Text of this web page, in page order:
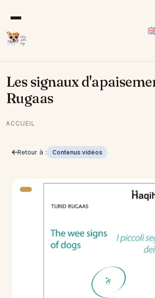
Les signaux
Rugaas
ACCUEIL
Retour à : Contenus vidéos